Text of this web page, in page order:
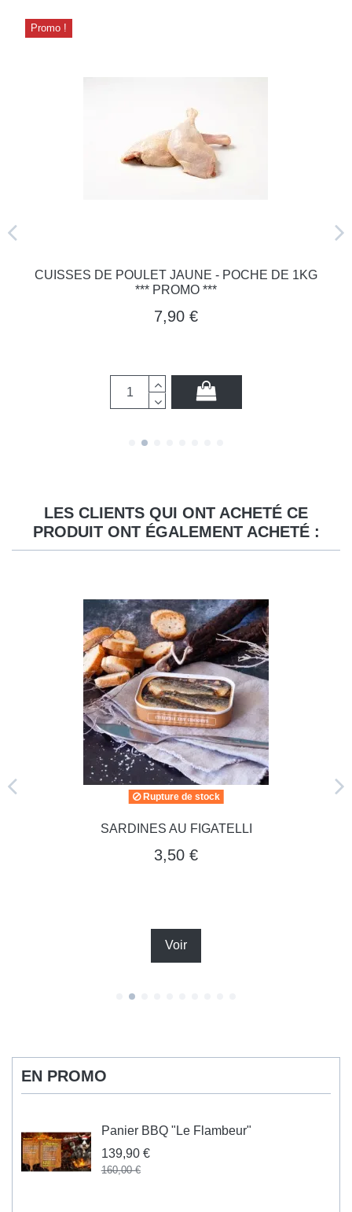
Promo !
CUISSES DE POULET JAUNE - POCHE DE 1KG
*** PROMO ***
7,90 €
LES CLIENTS QUI ONT ACHETÉ CE
PRODUIT ONT ÉGALEMENT ACHETÉ :
Rupture de stock
SARDINES AU FIGATELLI
3,50 €
Voir
EN PROMO
Panier BBQ "Le Flambeur"
139,90 €
160,00 €